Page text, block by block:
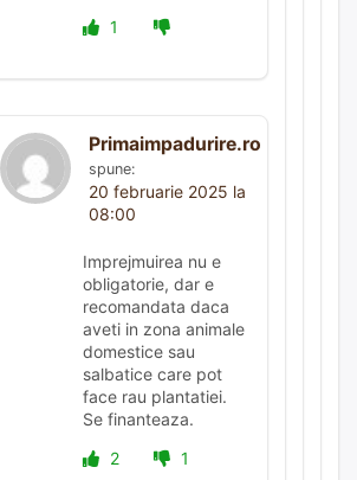
1
Primaimpadurire.ro
spune:
20 februarie 2025 la
08:00
Imprejmuirea nu e
obligatorie, dar e
recomandata daca
aveti in zona animale
domestice sau
salbatice care pot
face rau plantatiei.
Se finanteaza.
2
1